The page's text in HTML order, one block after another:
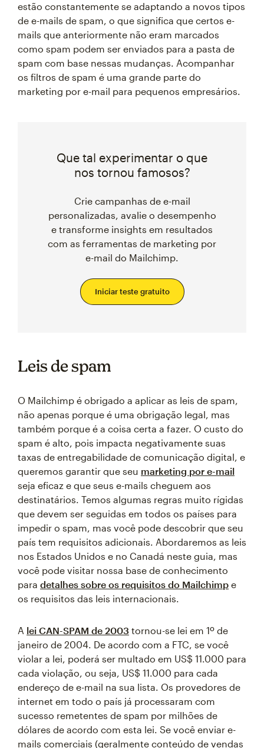
estão constantemente se adaptando a novos tipos
de e-mails de spam, o que significa que certos e-
mails que anteriormente não eram marcados
como spam podem ser enviados para a pasta de
spam com base nessas mudanças. Acompanhar
os filtros de spam é uma grande parte do
marketing por e-mail para pequenos empresários.
Que tal experimentar o que
nos tornou famosos?
Crie campanhas de e-mail
personalizadas, avalie o desempenho
e transforme insights em resultados
com as ferramentas de marketing por
e-mail do Mailchimp.
Iniciar teste gratuito
Leis de spam
O Mailchimp é obrigado a aplicar as leis de spam,
não apenas porque é uma obrigação legal, mas
também porque é a coisa certa a fazer. O custo do
spam é alto, pois impacta negativamente suas
taxas de entregabilidade de comunicação digital, e
queremos garantir que seu marketing por e-mail
seja eficaz e que seus e-mails cheguem aos
destinatários. Temos algumas regras muito rígidas
que devem ser seguidas em todos os países para
impedir o spam, mas você pode descobrir que seu
país tem requisitos adicionais. Abordaremos as leis
nos Estados Unidos e no Canadá neste guia, mas
você pode visitar nossa base de conhecimento
para detalhes sobre os requisitos do Mailchimp e
os requisitos das leis internacionais.
A lei CAN-SPAM de 2003 tornou-se lei em 1º de
janeiro de 2004. De acordo com a FTC, se você
violar a lei, poderá ser multado em US$ 11.000 para
cada violação, ou seja, US$ 11.000 para cada
endereço de e-mail na sua lista. Os provedores de
internet em todo o país já processaram com
sucesso remetentes de spam por milhões de
dólares de acordo com esta lei. Se você enviar e-
mails comerciais (geralmente conteúdo de vendas